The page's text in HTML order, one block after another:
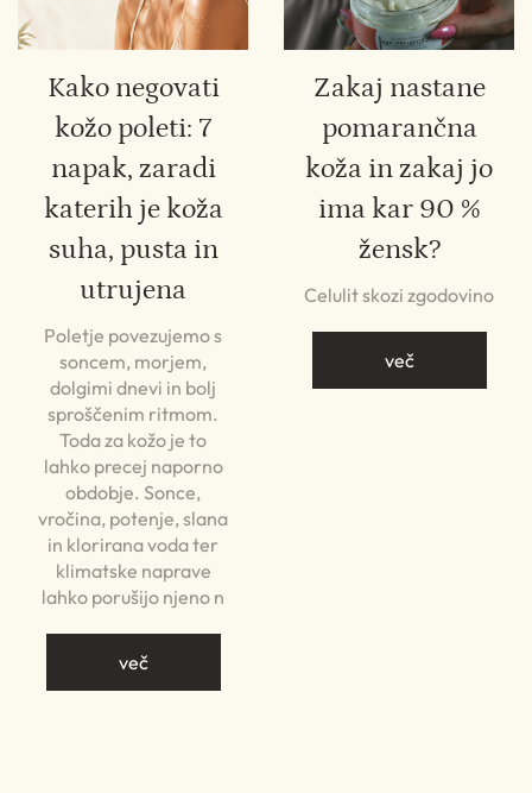
Kako negovati
kožo poleti: 7
napak, zaradi
katerih je koža
suha, pusta in
utrujena
Poletje povezujemo s
soncem, morjem,
dolgimi dnevi in bolj
sproščenim ritmom.
Toda za kožo je to
lahko precej naporno
obdobje. Sonce,
vročina, potenje, slana
in klorirana voda ter
klimatske naprave
lahko porušijo njeno n
več
Zakaj nastane
pomarančna
koža in zakaj jo
ima kar 90 %
žensk?
Celulit skozi zgodovino
več